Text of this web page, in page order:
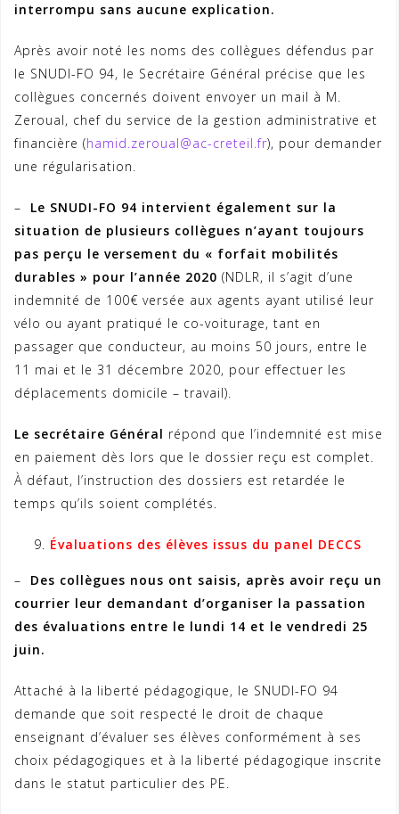
interrompu sans aucune explication.
Après avoir noté les noms des collègues défendus par
le SNUDI-FO 94, le Secrétaire Général précise que les
collègues concernés doivent envoyer un mail à M.
Zeroual, chef du service de la gestion administrative et
financière (hamid.zeroual@ac-creteil.fr), pour demander
une régularisation.
– Le SNUDI-FO 94 intervient également sur la
situation de plusieurs collègues n’ayant toujours
pas perçu le versement du « forfait mobilités
durables » pour l’année 2020 (NDLR, il s’agit d’une
indemnité de 100€ versée aux agents ayant utilisé leur
vélo ou ayant pratiqué le co-voiturage, tant en
passager que conducteur, au moins 50 jours, entre le
11 mai et le 31 décembre 2020, pour effectuer les
déplacements domicile – travail).
Le secrétaire Général répond que l’indemnité est mise
en paiement dès lors que le dossier reçu est complet.
À défaut, l’instruction des dossiers est retardée le
temps qu’ils soient complétés.
Évaluations des élèves issus du panel DECCS
– Des collègues nous ont saisis, après avoir reçu un
courrier leur demandant d’organiser la passation
des évaluations entre le lundi 14 et le vendredi 25
juin.
Attaché à la liberté pédagogique, le SNUDI-FO 94
demande que soit respecté le droit de chaque
enseignant d’évaluer ses élèves conformément à ses
choix pédagogiques et à la liberté pédagogique inscrite
dans le statut particulier des PE.